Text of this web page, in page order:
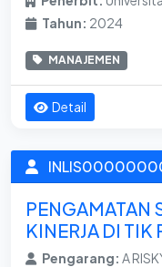
Tahun: 2024
MANAJEMEN
Detail
PENGAMATAN
KINERJA DI TIK
Pengarang: A